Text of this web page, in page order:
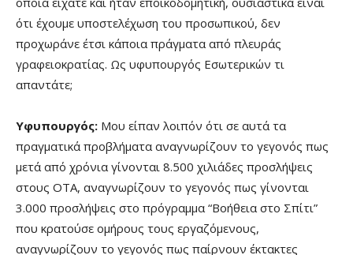
ότι έχουμε υποστελέχωση του προσωπικού, δεν
προχωράνε έτσι κάποια πράγματα από πλευράς
γραφειοκρατίας. Ως υφυπουργός Εσωτερικών τι
απαντάτε;
Υφυπουργός: Μου είπαν λοιπόν ότι σε αυτά τα
πραγματικά προβλήματα αναγνωρίζουν το γεγονός πως
μετά από χρόνια γίνονται 8.500 χιλιάδες προσλήψεις
στους ΟΤΑ, αναγνωρίζουν το γεγονός πως γίνονται
3.000 προσλήψεις στο πρόγραμμα “Βοήθεια στο Σπίτι”
που κρατούσε ομήρους τους εργαζόμενους,
αναγνωρίζουν το γεγονός πως παίρνουν έκτακτες